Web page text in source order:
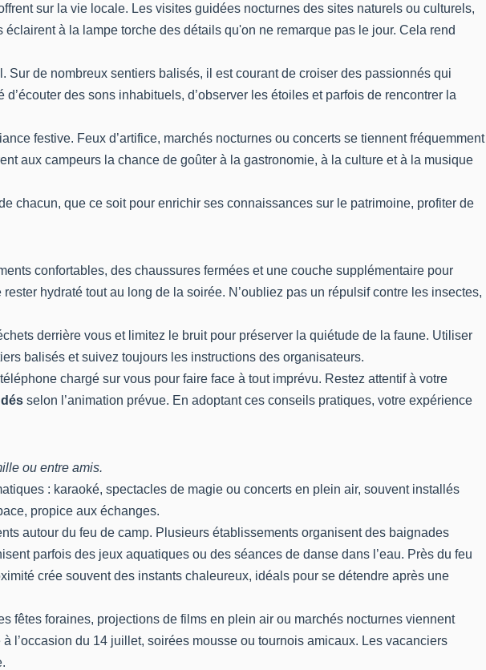
sur la vie locale. Les visites guidées nocturnes des sites naturels ou culturels,
à la lampe torche des détails qu'on ne remarque pas le jour. Cela rend
de nombreux sentiers balisés, il est courant de croiser des passionnés qui
des sons inhabituels, d’observer les étoiles et parfois de rencontrer la
festive. Feux d’artifice, marchés nocturnes ou concerts se tiennent fréquemment
aux campeurs la chance de goûter à la gastronomie, à la culture et à la musique
chacun, que ce soit pour enrichir ses connaissances sur le patrimoine, profiter de
confortables, des chaussures fermées et une couche supplémentaire pour
hydraté tout au long de la soirée. N’oubliez pas un répulsif contre les insectes,
derrière vous et limitez le bruit pour préserver la quiétude de la faune. Utiliser
balisés et suivez toujours les instructions des organisateurs.
chargé sur vous pour faire face à tout imprévu. Restez attentif à votre
selon l’animation prévue. En adoptant ces conseils pratiques, votre expérience
ou entre amis.
: karaoké, spectacles de magie ou concerts en plein air, souvent installés
propice aux échanges.
autour du feu de camp. Plusieurs établissements organisent des baignades
parfois des jeux aquatiques ou des séances de danse dans l’eau. Près du feu
crée souvent des instants chaleureux, idéals pour se détendre après une
fêtes foraines, projections de films en plein air ou marchés nocturnes viennent
l’occasion du 14 juillet, soirées mousse ou tournois amicaux. Les vacanciers